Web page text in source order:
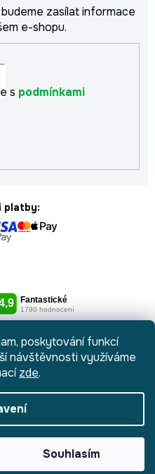
poskytování funkcí
návštěvnosti využíváme
zde.
Souhlasím
zasílat informace
e-shopu.
s podmínkami
platby:
Anque Media